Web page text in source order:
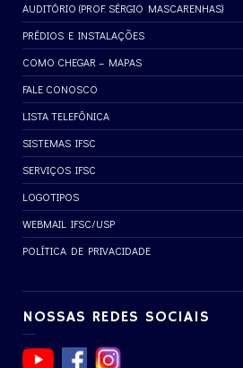
AUDITÓRIO (PROF. SÉRGIO MASCARENHAS)
PRÉDIOS E INSTALAÇÕES
COMO CHEGAR – MAPAS
FALE CONOSCO
LISTA TELEFÔNICA
SISTEMAS IFSC
SERVIÇOS IFSC
LOGOTIPOS
WEBMAIL IFSC/USP
POLÍTICA DE PRIVACIDADE
NOSSAS REDES SOCIAIS